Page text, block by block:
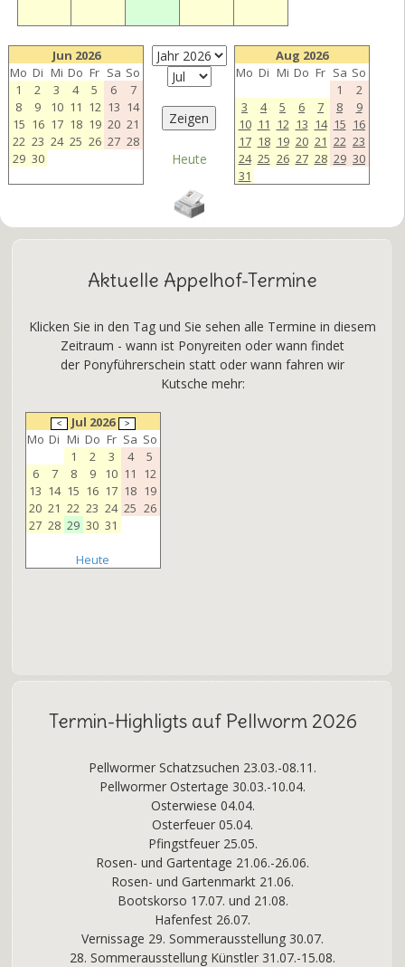
Jun 2026
Mo Di Mi Do Fr Sa So
1
2 3 4 5 6
7
8
9 10 11 12 13 14
15 16 17 18 19 20 21
22 23 24 25 26 27 28
29 30 Heute
Aug 2026
Mo Di Mi Do Fr Sa So
1
2
3
4 5 6 7 8
9
10 11 12 13 14 15 16
17 18 19 20 21 22 23
24 25 26 27 28 29 30
31
Aktuelle Appelhof-Termine
Klicken Sie in den Tag und Sie sehen alle Termine in diesem
Zeitraum - wann ist Ponyreiten oder wann findet
der Ponyführerschein statt oder wann fahren wir
Kutsche mehr:
Jul 2026
Mo Di Mi Do Fr Sa So
1
2 3 4
5
6
7 8 9 10 11
12
13 14 15 16 17 18 19
20 21 22 23 24 25 26
27 28 29 30 31
Heute
Termin-Highligts auf Pellworm 2026
Pellwormer Schatzsuchen 23.03.-08.11.
Pellwormer Ostertage 30.03.-10.04.
Osterwiese 04.04.
Osterfeuer 05.04.
Pfingstfeuer 25.05.
Rosen- und Gartentage 21.06.-26.06.
Rosen- und Gartenmarkt 21.06.
Bootskorso 17.07. und 21.08.
Hafenfest 26.07.
Vernissage 29. Sommerausstellung 30.07.
28. Sommerausstellung Künstler 31.07.-15.08.